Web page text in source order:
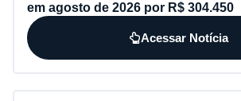
em agosto de 2026 por R$ 304.450
Acessar Notícia